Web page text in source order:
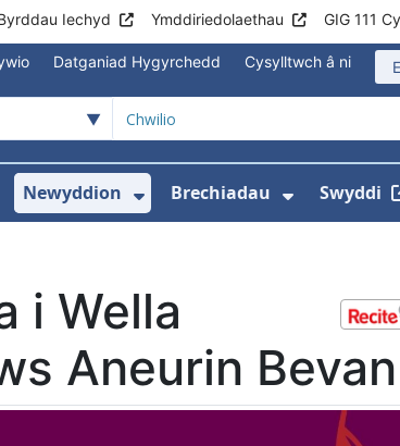
Iechyd Ymddiriedolaethau GIG 111
Datganiad Hygyrchedd Cysylltwch â ni
Iechyd
ar gyfer Cymorth ar Frys
isddewislen ar gyfer
Newyddion
Dangos isddewislen ar
Brechiadau
Dangos
Swyddi
i Wella
Aneurin Bevan